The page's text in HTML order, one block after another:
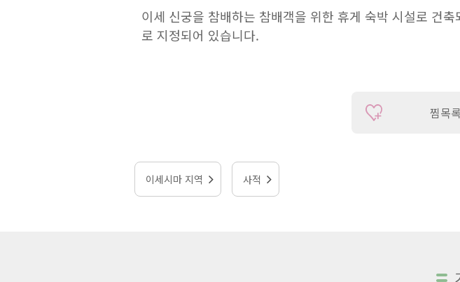
이세 신궁을 참배하는 참배객을 위한 휴게 숙박 시설로 건
로 지정되어 있습니다.
찜목
이세시마 지역 사적